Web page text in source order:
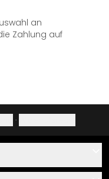
an
Zahlung auf
·